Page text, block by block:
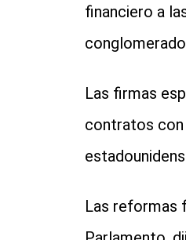
financiero a
Las firmas
contratos con
Las reformas